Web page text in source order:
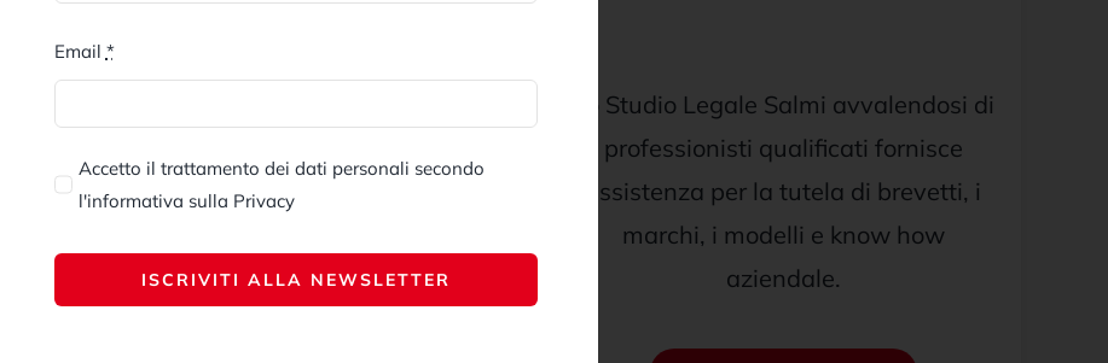
di professionisti qualificati, offre
in diversi ambiti del diritto Civile.
Lo Studio Legale Salmi avvalendosi di
professionisti qualificati fornisce
assistenza per la tutela di brevetti, i
marchi, i modelli e know how
aziendale.
Email *
Accetto il trattamento dei dati personali secondo
l'informativa sulla Privacy
ISCRIVITI ALLA NEWSLETTER